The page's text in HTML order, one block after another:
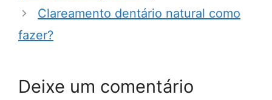
Clareamento dentário natural como
fazer?
Deixe um comentário